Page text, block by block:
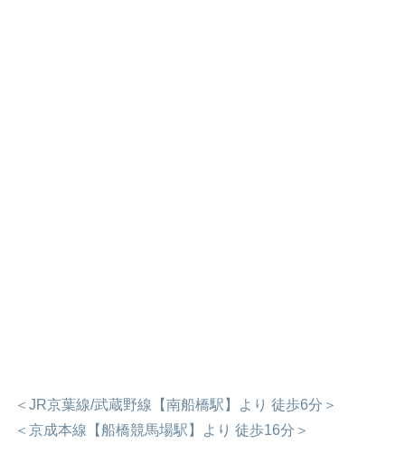
＜JR京葉線/武蔵野線【南船橋駅】より 徒歩6分＞
＜京成本線【船橋競馬場駅】より 徒歩16分＞